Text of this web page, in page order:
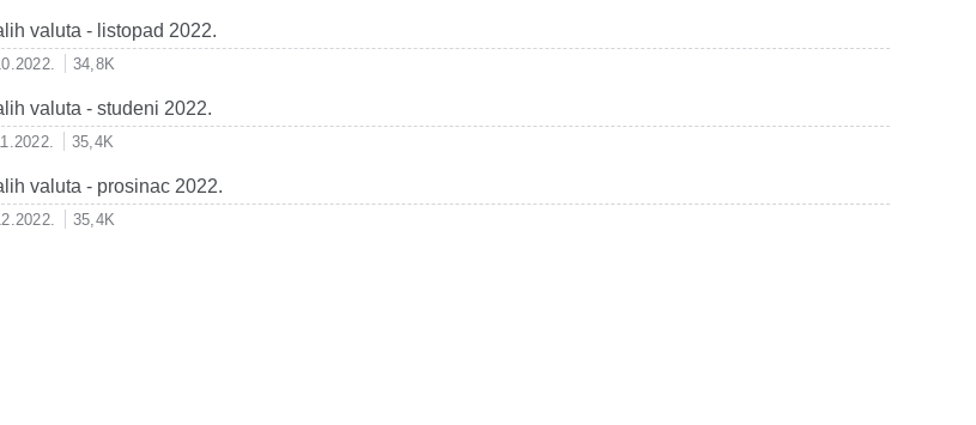
valuta - listopad 2022.
34,8K
valuta - studeni 2022.
35,4K
valuta - prosinac 2022.
35,4K